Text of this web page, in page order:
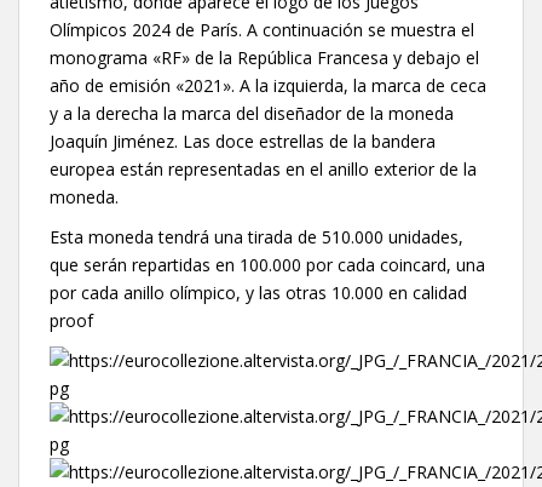
Olímpicos 2024 de París. A continuación se muestra el
monograma «RF» de la República Francesa y debajo el
año de emisión «2021». A la izquierda, la marca de ceca
y a la derecha la marca del diseñador de la moneda
Joaquín Jiménez. Las doce estrellas de la bandera
europea están representadas en el anillo exterior de la
moneda.
Esta moneda tendrá una tirada de 510.000 unidades,
que serán repartidas en 100.000 por cada coincard, una
por cada anillo olímpico, y las otras 10.000 en calidad
proof